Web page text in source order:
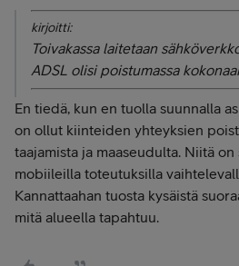
kirjoitti:
Toivakassa laitetaan
ADSL olisi poistumassa
En tiedä, kun en tuolla suunnalla
on ollut kiinteiden yhteyksien
taajamista ja maaseudulta. Niitä
mobiileilla toteutuksilla
Kannattaahan tuosta kysäistä
mitä alueella tapahtuu.